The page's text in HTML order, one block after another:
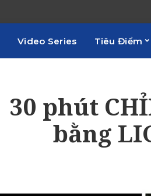
Video Series Tiêu Điểm
30 phút
bằng